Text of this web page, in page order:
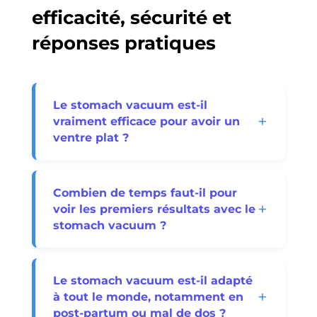
efficacité, sécurité et
réponses pratiques
Le stomach vacuum est-il
vraiment efficace pour avoir un
ventre plat ?
Explication :Contrairement aux crunchs
qui font gonfler les muscles superficiels, le
vacuum agit comme une gaine naturelle
plaque les viscères vers l’intérieur.
Conseil pratique :Pour des résultats
durables, combinez-le avec
Combien de temps faut-il pour
voir les premiers résultats avec le
stomach vacuum ?
Explication :La sensation de « maintien »
et d’amélioration posturale est souvent
Le stomach vacuum est-il adapté
à tout le monde, notamment en
post-partum ou mal de dos ?